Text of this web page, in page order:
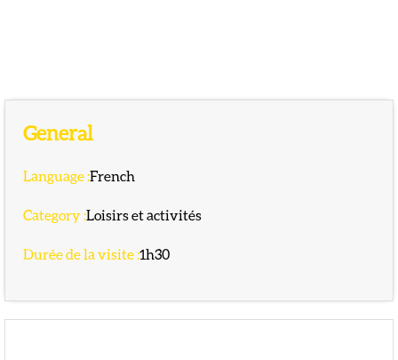
General
Language:French
Category:Loisirs et activités
Durée de la visite:1h30